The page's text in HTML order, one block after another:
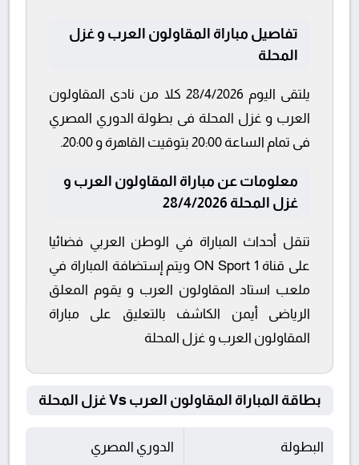
تفاصيل مباراة المقاولون العرب و غزل
المحلة
يلتقى اليوم 28/4/2026 كلا من نادى المقاولون
العرب و غزل المحلة فى بطولة الدوري المصري
فى تمام الساعة 20:00 بتوقيت القاهرة و 20:00.
معلومات عن مباراة المقاولون العرب و
غزل المحلة 28/4/2026
تنقل أحداث المباراة في الوطن العربي فضائيا
على قناة ON Sport 1 ويتم إستضافة المباراة في
ملعب استاد المقاولون العرب و يقوم المعلق
الرياضى أيمن الكاشف بالتعليق على مباراة
المقاولون العرب و غزل المحلة
بطاقة المباراة المقاولون العرب Vs غزل المحلة
البطولة الدوري المصري